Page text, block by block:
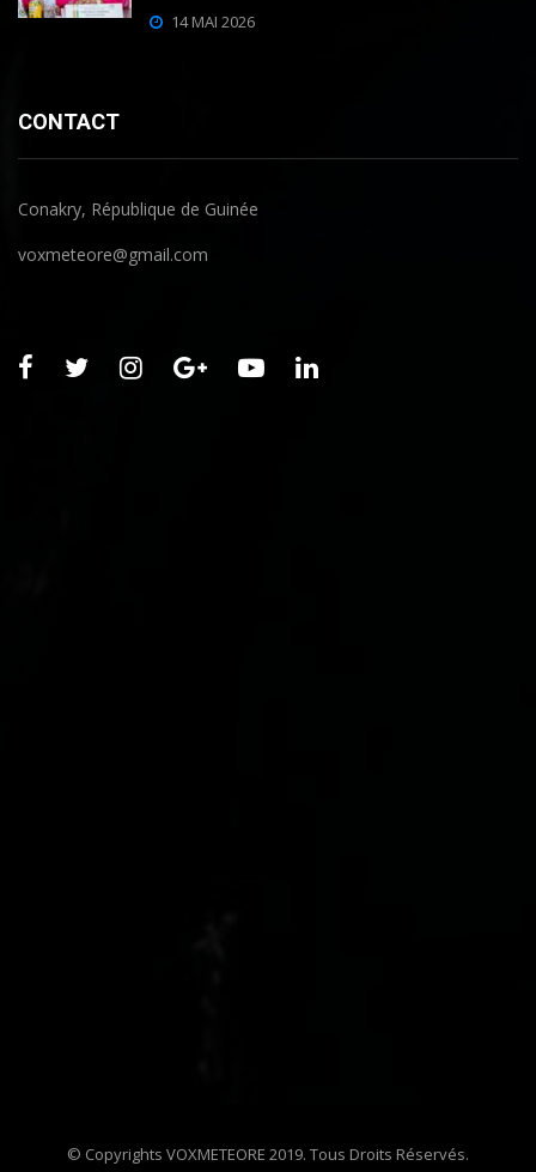
14 MAI 2026
CONTACT
Conakry, République de Guinée
voxmeteore@gmail.com
© Copyrights VOXMETEORE 2019. Tous Droits Réservés.